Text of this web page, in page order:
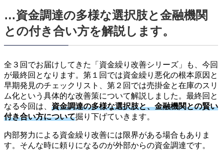
…資金調達の多様な選択肢と金融機関
との付き合い方を解説します。
全３回でお届けしてきた「資金繰り改善シリーズ」も、今回
が最終回となります。第１回では資金繰り悪化の根本原因と
早期発見のチェックリスト、第２回では売掛金と在庫のスリ
ム化という具体的な改善策について解説しました。最終回と
なる今回は、 資金調達の多様な選択肢と、金融機関との賢い
付き合い方について掘り下げていきます。
内部努力による資金繰り改善には限界がある場合もありま
す。そんな時に頼りになるのが外部からの資金調達です。